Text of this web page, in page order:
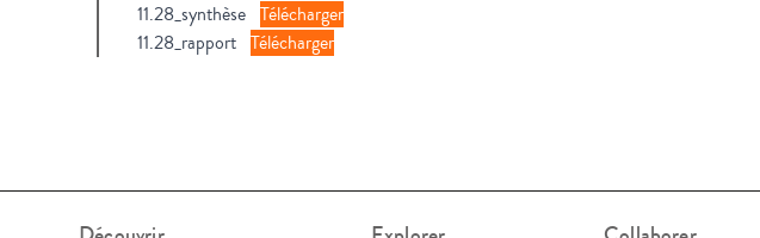
11.28_synthèse Télécharger
11.28_rapport Télécharger